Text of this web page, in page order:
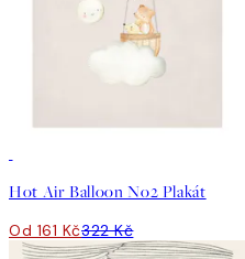
Hot Air Balloon No2 Plakát
Od 161 Kč322 Kč